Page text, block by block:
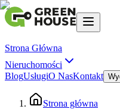
Strona Główna
Nieruchomości
BlogUsługiO NasKontakt
Strona główna